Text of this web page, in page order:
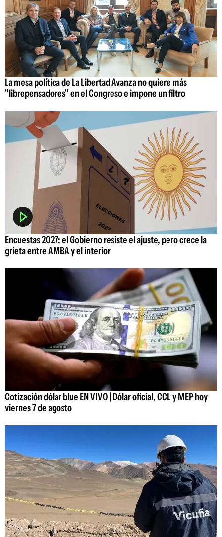
La mesa política de La Libertad Avanza no quiere más
"librepensadores" en el Congreso e impone un filtro
Encuestas 2027: el Gobierno resiste el ajuste, pero crece la
grieta entre AMBA y el interior
Cotización dólar blue EN VIVO | Dólar oficial, CCL y MEP hoy
viernes 7 de agosto